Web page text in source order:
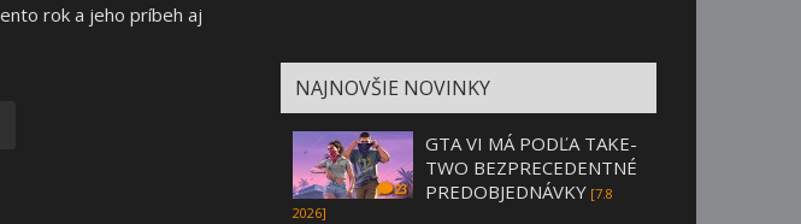
rok a jeho príbeh aj
NAJNOVŠIE NOVINKY
23
GTA VI MÁ PODĽA TAKE-
TWO BEZPRECEDENTNÉ
PREDOBJEDNÁVKY [7.8
2026]